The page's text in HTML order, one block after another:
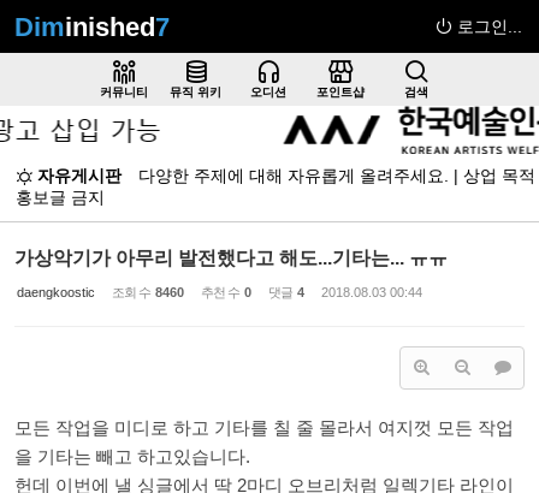
Diminished7 로그인...
커뮤니티 뮤직 위키 오디션 포인트샵 검색
자유게시판
다양한 주제에 대해 자유롭게 올려주세요. | 상업 목적
홍보글 금지
가상악기가 아무리 발전했다고 해도...기타는... ㅠㅠ
daengkoostic 조회 수 8460 추천 수 0 댓글 4 2018.08.03 00:44
모든 작업을 미디로 하고 기타를 칠 줄 몰라서 여지껏 모든 작업
을 기타는 빼고 하고있습니다.
헌데 이번에 낼 싱글에서 딱 2마디 오브리처럼 일렉기타 라인이
Sketchbook5, 스케치북5
Sketchbook5, 스케치북5